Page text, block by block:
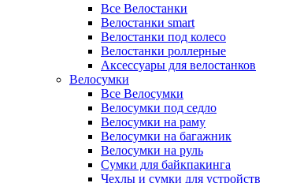
Все Велостанки
Велостанки smart
Велостанки под колесо
Велостанки роллерные
Аксессуары для велостанков
Велосумки
Все Велосумки
Велосумки под седло
Велосумки на раму
Велосумки на багажник
Велосумки на руль
Сумки для байкпакинга
Чехлы и сумки для устройств